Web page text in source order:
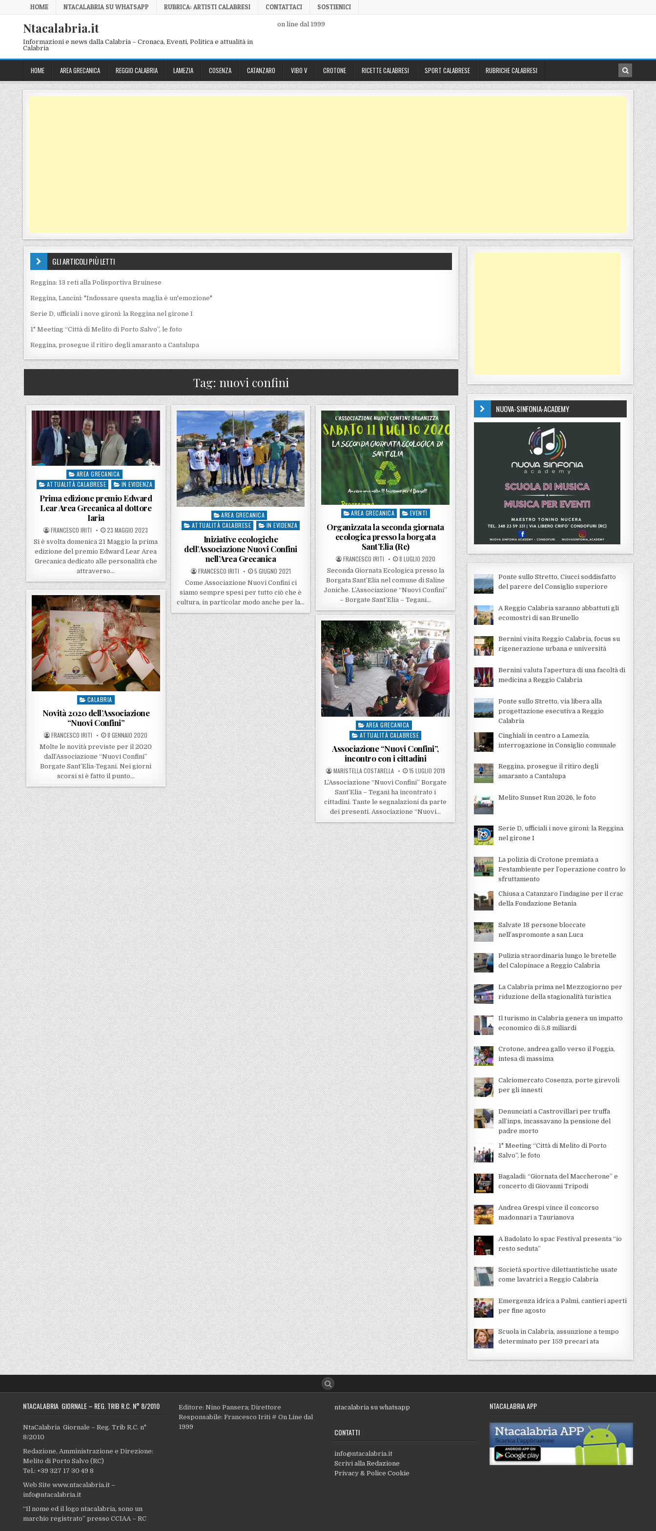
Skip to content
HOME NTACALABRIA SU WHATSAPP RUBRICA: ARTISTI CALABRESI CONTATTACI SOSTIENICI
Ntacalabria.it
Informazioni e news dalla Calabria – Cronaca, Eventi, Politica e attualità in
Calabria
on line dal 1999
HOME AREA GRECANICA REGGIO CALABRIA LAMEZIA COSENZA CATANZARO VIBO V CROTONE RICETTE CALABRESI SPORT CALABRESE RUBRICHE CALABRESI
GLI ARTICOLI PIÙ LETTI
Reggina: 13 reti alla Polisportiva Bruinese
Reggina, Lancini: "Indossare questa maglia è un'emozione"
Serie D, ufficiali i nove gironi: la Reggina nel girone I
1° Meeting “Città di Melito di Porto Salvo”, le foto
Reggina, prosegue il ritiro degli amaranto a Cantalupa
Tag: nuovi confini
Posted in
AREA GRECANICA
ATTUALITÀ CALABRESE
IN EVIDENZA
Prima edizione premio Edward
Lear Area Grecanica al dottore
Iaria
POSTED BY
FRANCESCO IRITI POSTED ON
23 MAGGIO 2023
Si è svolta domenica 21 Maggio la prima
edizione del premio Edward Lear Area
Grecanica dedicato alle personalità che
attraverso…
Posted in
AREA GRECANICA
ATTUALITÀ CALABRESE
IN EVIDENZA
Iniziative ecologiche
dell’Associazione Nuovi Confini
nell’Area Grecanica
POSTED BY
FRANCESCO IRITI POSTED ON
5 GIUGNO 2021
Come Associazione Nuovi Confini ci
siamo sempre spesi per tutto ciò che è
cultura, in particolar modo anche per la…
Posted in
AREA GRECANICA EVENTI
Organizzata la seconda giornata
ecologica presso la borgata
Sant’Elia (Rc)
POSTED BY
FRANCESCO IRITI POSTED ON
8 LUGLIO 2020
Seconda Giornata Ecologica presso la
Borgata Sant’Elia nel comune di Saline
Joniche. L’Associazione “Nuovi Confini”
– Borgate Sant’Elia – Tegani…
Posted in
CALABRIA
Novità 2020 dell’Associazione
“Nuovi Confini”
POSTED BY
FRANCESCO IRITI POSTED ON
8 GENNAIO 2020
Molte le novità previste per il 2020
dall’Associazione “Nuovi Confini”
Borgate Sant’Elia-Tegani. Nei giorni
scorsi si è fatto il punto…
Posted in
AREA GRECANICA
ATTUALITÀ CALABRESE
Associazione “Nuovi Confini”,
incontro con i cittadini
POSTED BY
MARISTELLA COSTARELLA POSTED ON
15 LUGLIO 2019
L’Associazione “Nuovi Confini” Borgate
Sant’Elia – Tegani ha incontrato i
cittadini. Tante le segnalazioni da parte
dei presenti. Associazione “Nuovi…
NUOVA-SINFONIA-ACADEMY
Ponte sullo Stretto, Ciucci soddisfatto
del parere del Consiglio superiore
A Reggio Calabria saranno abbattuti gli
ecomostri di san Brunello
Bernini visita Reggio Calabria, focus su
rigenerazione urbana e universitá
Bernini valuta l’apertura di una facoltà di
medicina a Reggio Calabria
Ponte sullo Stretto, via libera alla
progettazione esecutiva a Reggio
Calabria
Cinghiali in centro a Lamezia,
interrogazione in Consiglio comunale
Reggina, prosegue il ritiro degli
amaranto a Cantalupa
Melito Sunset Run 2026, le foto
Serie D, ufficiali i nove gironi: la Reggina
nel girone I
La polizia di Crotone premiata a
Festambiente per l’operazione contro lo
sfruttamento
Chiusa a Catanzaro l’indagine per il crac
della Fondazione Betania
Salvate 18 persone bloccate
nell’aspromonte a san Luca
Pulizia straordinaria lungo le bretelle
del Calopinace a Reggio Calabria
La Calabria prima nel Mezzogiorno per
riduzione della stagionalità turistica
Il turismo in Calabria genera un impatto
economico di 5,8 miliardi
Crotone, andrea gallo verso il Foggia,
intesa di massima
Calciomercato Cosenza, porte girevoli
per gli innesti
Denunciati a Castrovillari per truffa
all’inps, incassavano la pensione del
padre morto
1° Meeting “Città di Melito di Porto
Salvo”, le foto
Bagaladi: “Giornata del Maccherone” e
concerto di Giovanni Tripodi
Andrea Grespi vince il concorso
madonnari a Taurianova
A Badolato lo spac Festival presenta “io
resto seduta”
Società sportive dilettantistiche usate
come lavatrici a Reggio Calabria
Emergenza idrica a Palmi, cantieri aperti
per fine agosto
Scuola in Calabria, assunzione a tempo
determinato per 159 precari ata
NTACALABRIA GIORNALE – REG. TRIB R.C. N° 8/2010
NtaCalabria Giornale – Reg. Trib R.C. n°
8/2010
Redazione, Amministrazione e Direzione:
Melito di Porto Salvo (RC)
Tel.: +39 327 17 30 49 8
Web Site www.ntacalabria.it –
info@ntacalabria.it
“Il nome ed il logo ntacalabria, sono un
marchio registrato” presso CCIAA – RC
Editore: Nino Pansera; Direttore
Responsabile: Francesco Iriti # On Line dal
1999
ntacalabria su whatsapp
CONTATTI
info@ntacalabria.it
Scrivi alla Redazione
Privacy & Police Cookie
NTACALABRIA APP